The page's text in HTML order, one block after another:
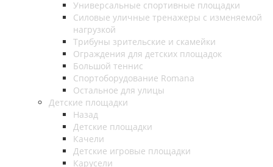
Универсальные спортивные площадки
Силовые уличные тренажеры с изменяемой
нагрузкой
Трибуны зрительские и скамейки
Ограждения для детских площадок
Большой теннис
Спортоборудование Romana
Остальное для улицы
Детские площадки
Назад
Детские площадки
Качели
Детские игровые площадки
Карусели